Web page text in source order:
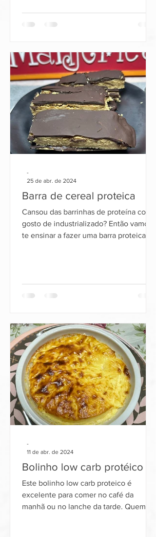
Barra de cereal proteica
Cansou das barrinhas de proteína com
gosto de industrializado? Então vamos
te ensinar a fazer uma barra proteica,
-
25 de abr. de 2024
Bolinho low carb protéico
Este bolinho low carb proteico é
excelente para comer no café da
manhã ou no lanche da tarde. Quem
-
11 de abr. de 2024